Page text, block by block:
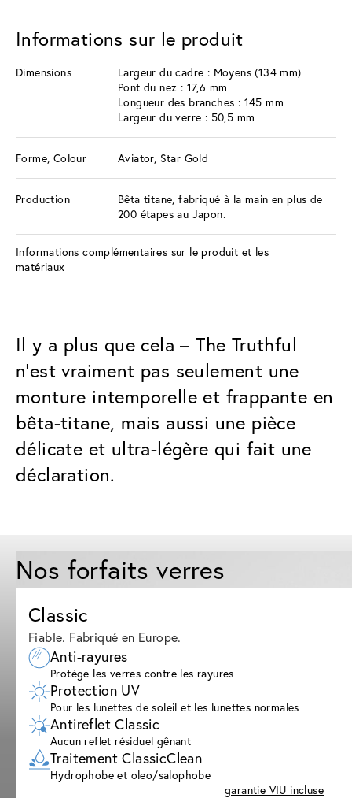
Informations sur le produit
Dimensions
Largeur du cadre : Moyens (134 mm)
Pont du nez : 17,6 mm
Longueur des branches : 145 mm
Largeur du verre : 50,5 mm
Forme, Colour Aviator, Star Gold
Production
Bêta titane, fabriqué à la main en plus de
200 étapes au Japon.
Informations complémentaires sur le produit et les
matériaux
Il y a plus que cela – The Truthful
n’est vraiment pas seulement une
monture intemporelle et frappante en
bêta-titane, mais aussi une pièce
délicate et ultra-légère qui fait une
déclaration.
Nos forfaits verres
Classic
Fiable. Fabriqué en Europe.
Anti-rayures
Protège les verres contre les rayures
Protection UV
Pour les lunettes de soleil et les lunettes normales
Antireflet Classic
Aucun reflet résiduel gênant
Traitement ClassicClean
Hydrophobe et oleo/salophobe
garantie VIU incluse